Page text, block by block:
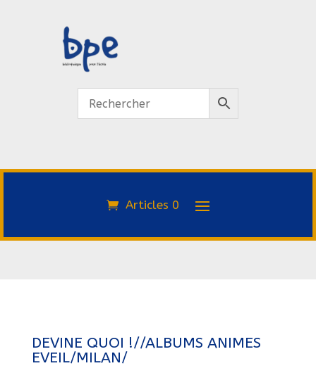
Articles 0
DEVINE QUOI !//ALBUMS ANIMES
EVEIL/MILAN/